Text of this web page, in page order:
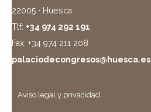
22005 · Huesca
Tlf: +34 974 292 191
Fax: +34 974 211 208
palaciodecongresos@huesca.es
Aviso legal y privacidad